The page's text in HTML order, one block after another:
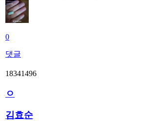
0
댓글
18341496
ㅇ
김효순